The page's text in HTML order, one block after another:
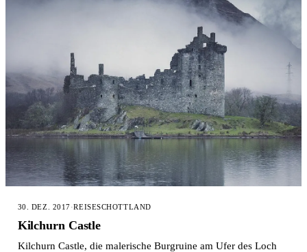
30. DEZ. 2017·REISESCHOTTLAND
Kilchurn Castle
Kilchurn Castle, die malerische Burgruine am Ufer des Loch